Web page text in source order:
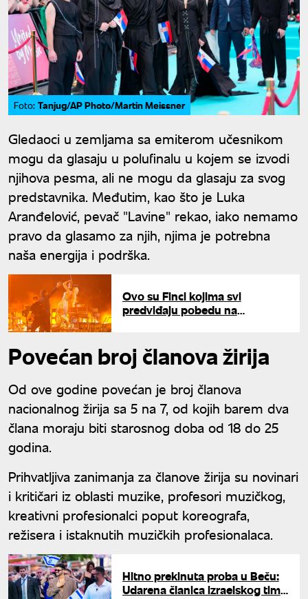
Foto: Tanjug/AP Photo/Martin Meissner
Gledaoci u zemljama sa emiterom učesnikom
mogu da glasaju u polufinalu u kojem se izvodi
njihova pesma, ali ne mogu da glasaju za svog
predstavnika. Međutim, kao što je Luka
Aranđelović, pevač "Lavine" rekao, iako nemamo
pravo da glasamo za njih, njima je potrebna
naša energija i podrška.
Ovo su Finci kojima svi
predviđaju pobedu na
Povećan broj članova žirija
Od ove godine povećan je broj članova
nacionalnog žirija sa 5 na 7, od kojih barem dva
člana moraju biti starosnog doba od 18 do 25
godina.
Prihvatljiva zanimanja za članove žirija su novinari
i kritičari iz oblasti muzike, profesori muzičkog,
kreativni profesionalci poput koreografa,
režisera i istaknutih muzičkih profesionalaca.
Hitno prekinuta proba u Beču:
Udarena članica izraelskog tima